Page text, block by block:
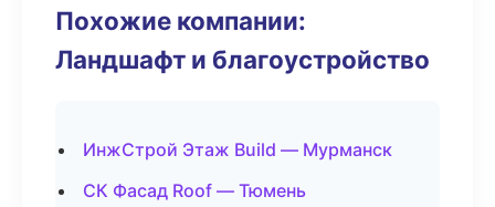
Похожие компании:
Ландшафт и благоустройство
ИнжСтрой Этаж Build — Мурманск
СК Фасад Roof — Тюмень